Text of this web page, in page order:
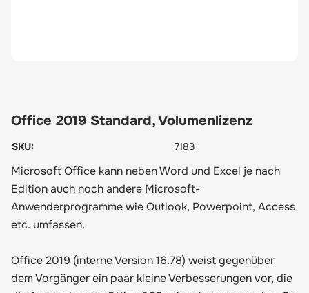
Office 2019 Standard, Volumenlizenz
Microsoft Office kann neben Word und Excel je nach
Edition auch noch andere Microsoft-
Anwenderprogramme wie Outlook, Powerpoint, Access
etc. umfassen.
Office 2019 (interne Version 16.78) weist gegenüber
dem Vorgänger ein paar kleine Verbesserungen vor, die
SKU: 7183